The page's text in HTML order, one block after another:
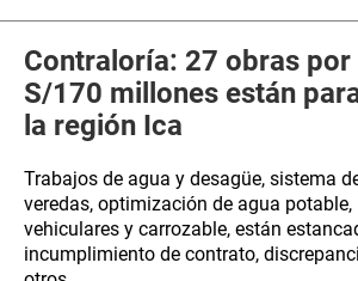
Contraloría: 27 obras por
S/170 millones están
la región Ica
Trabajos de agua y desagüe, sistema
veredas, optimización de agua potable,
vehiculares y carrozable, están
incumplimiento de contrato,